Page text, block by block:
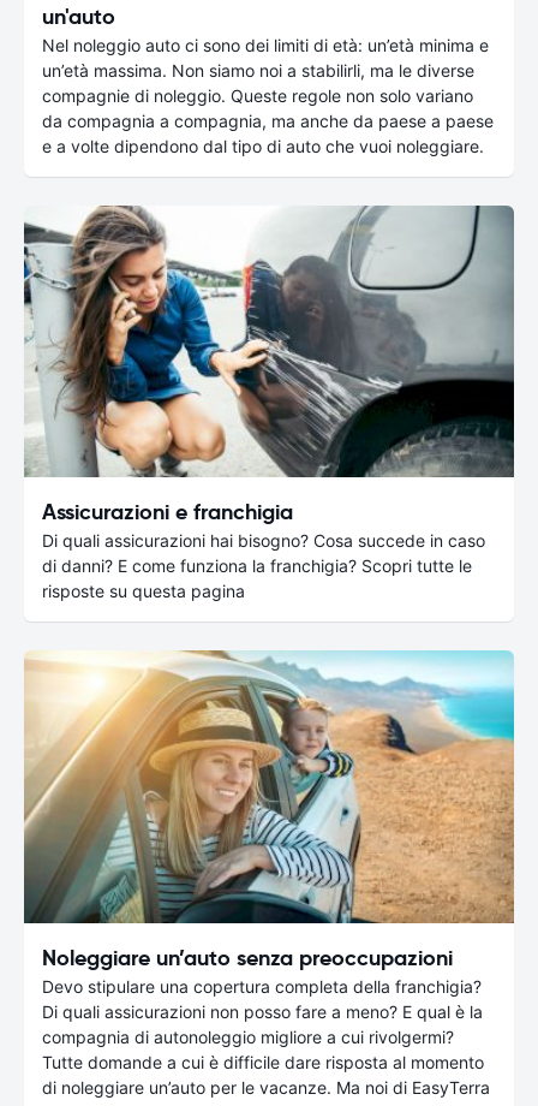
un'auto
Nel noleggio auto ci sono dei limiti di età: un’età minima e
un’età massima. Non siamo noi a stabilirli, ma le diverse
compagnie di noleggio. Queste regole non solo variano
da compagnia a compagnia, ma anche da paese a paese
e a volte dipendono dal tipo di auto che vuoi noleggiare.
Assicurazioni e franchigia
Di quali assicurazioni hai bisogno? Cosa succede in caso
di danni? E come funziona la franchigia? Scopri tutte le
risposte su questa pagina
Noleggiare un’auto senza preoccupazioni
Devo stipulare una copertura completa della franchigia?
Di quali assicurazioni non posso fare a meno? E qual è la
compagnia di autonoleggio migliore a cui rivolgermi?
Tutte domande a cui è difficile dare risposta al momento
di noleggiare un’auto per le vacanze. Ma noi di EasyTerra